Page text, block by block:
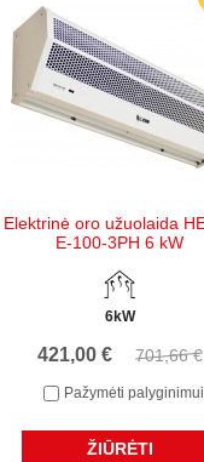
Elektrinė oro užuolaida
E-100-3PH 6 kW
6kW
421,00 € 701,66 €
Pažymėti palyginimui
ŽIŪRĖTI